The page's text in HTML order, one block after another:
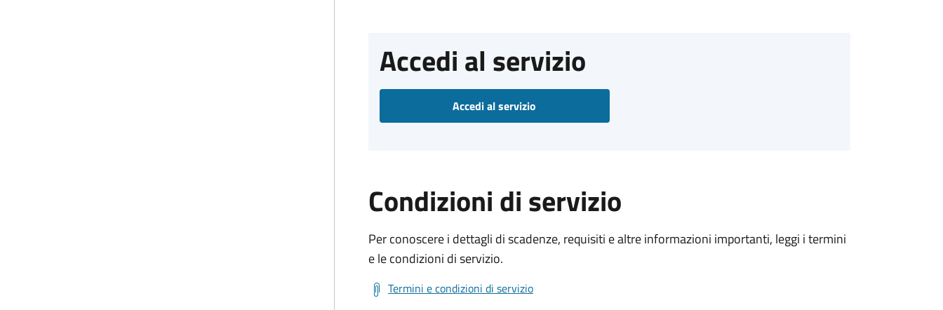
Accedi al servizio
Accedi al servizio
Condizioni di servizio
Per conoscere i dettagli di scadenze, requisiti e altre informazioni importanti, leggi i termini
e le condizioni di servizio.
Termini e condizioni di servizio